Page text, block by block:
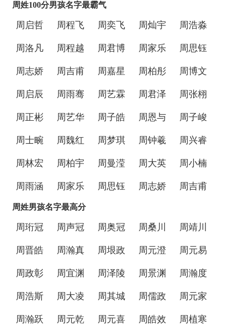
周姓100分男孩名字最霸气
周启哲 周程飞 周奕飞 周灿宇 周浩淼
周洛凡 周程越 周君博 周家乐 周思钰
周志娇 周吉甫 周嘉星 周柏彤 周博文
周启辰 周雨骞 周艺霖 周君泽 周张栩
周正彬 周艺华 周子皓 周恩与 周子峻
周士畹 周魏红 周梦琪 周钟羲 周兴睿
周林宏 周柏宇 周曼滢 周大英 周小楠
周雨涵 周家乐 周思钰 周志娇 周吉甫
周姓男孩名字最高分
周珩冠 周声冠 周奥冠 周桑川 周靖川
周晋皓 周瀚真 周垠政 周元澄 周元易
周政彰 周宜渊 周泽陵 周景渊 周瀚度
周浩斯 周大凌 周其城 周儒政 周元家
周瀚跃 周元乾 周元喜 周皓效 周植寒